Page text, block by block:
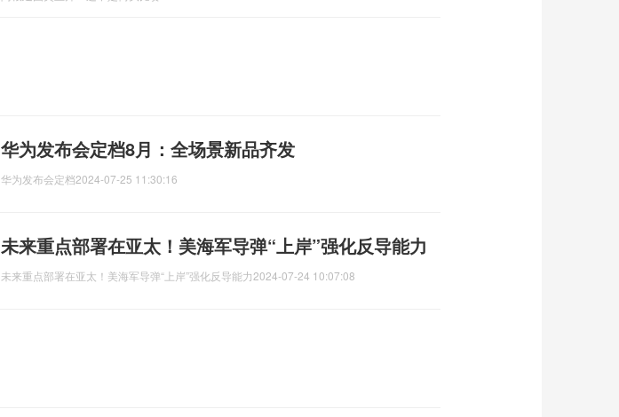
华为发布会定档8月：全场景新品齐发
华为发布会定档2024-07-25 11:30:16
未来重点部署在亚太！美海军导弹“上岸”强化反导能力
未来重点部署在亚太！美海军导弹“上岸”强化反导能力2024-07-24 10:07:08